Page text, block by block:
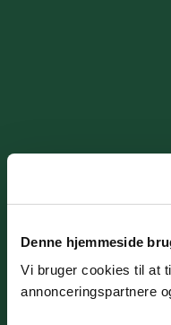
Denne hjemmeside
Vi bruger cookies til at
annonceringspartnere